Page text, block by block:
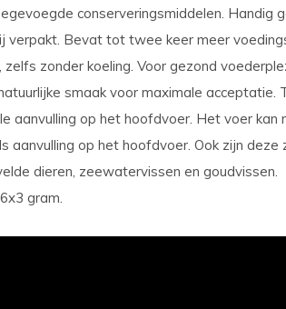
conserveringsmiddelen. Handig
verpakt. Bevat tot twee keer meer
zelfs zonder koeling. Voor gezond
smaak voor maximale acceptatie.
aanvulling op het hoofdvoer. Het voer
aanvulling op het hoofdvoer. Ook zijn deze
dieren, zeewatervissen en goudvissen.
gram.